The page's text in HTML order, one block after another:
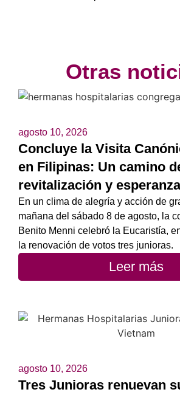
Otras
agosto 10, 2026
Concluye la Visita
en Filipinas: Un camino
revitalización y esperanza
En un clima de alegría y acción de
mañana del sábado 8 de agosto, la
Benito Menni celebró la Eucaristía,
la renovación de votos tres junioras.
Leer más
agosto 10, 2026
Tres Junioras renuevan